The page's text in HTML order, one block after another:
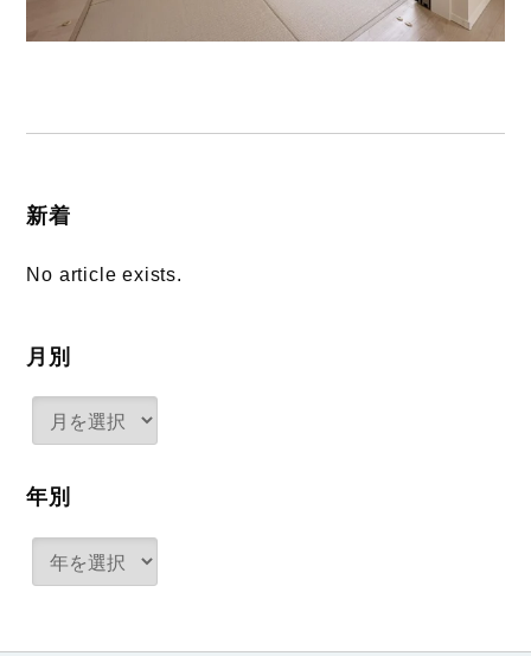
新着
No article exists.
月別
年別